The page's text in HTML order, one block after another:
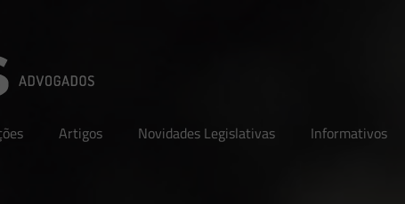
Artigos Novidades Legislativas Informativos